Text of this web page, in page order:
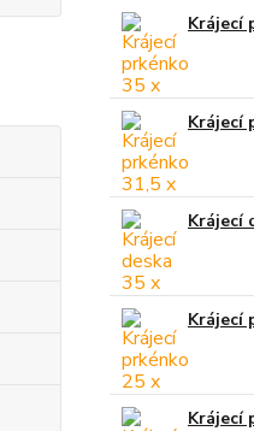
Krájecí
Krájecí
Krájecí
Krájecí
Krájecí